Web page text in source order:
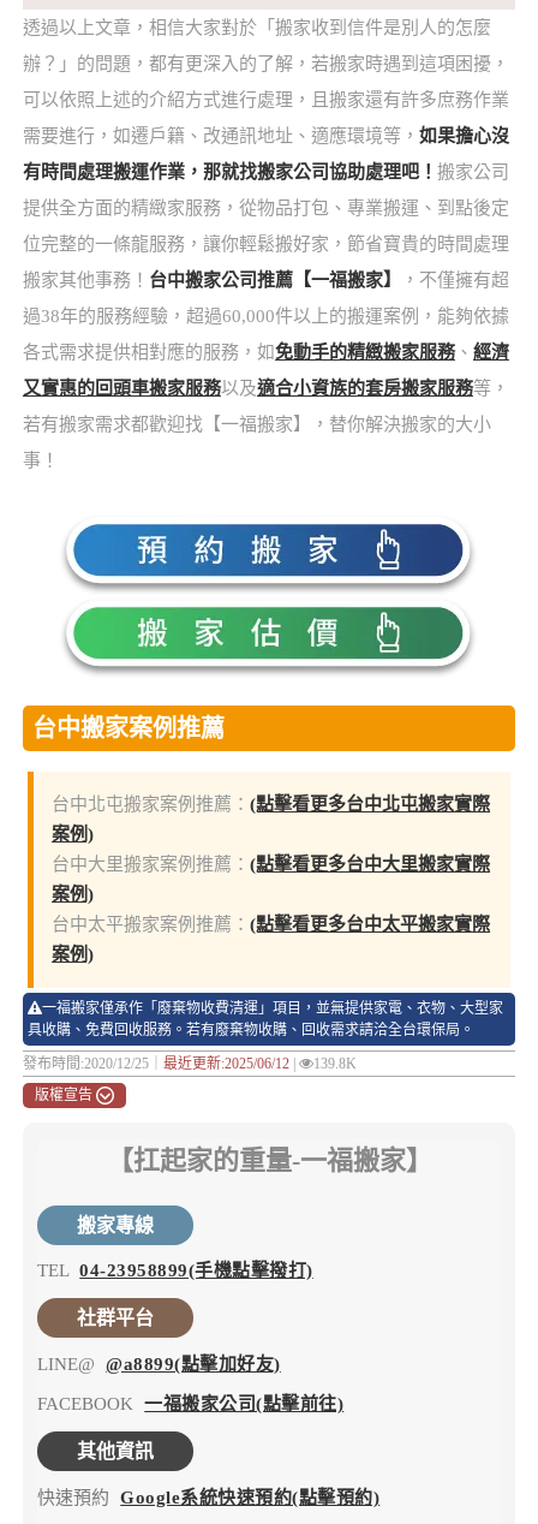
透過以上文章，相信大家對於「搬家收到信件是別人的怎麼
辦？」的問題，都有更深入的了解，若搬家時遇到這項困擾，
可以依照上述的介紹方式進行處理，且搬家還有許多庶務作業
需要進行，如遷戶籍、改通訊地址、適應環境等， 如果擔心沒
有時間處理搬運作業，那就找搬家公司協助處理吧！ 搬家公司
提供全方面的精緻家服務，從物品打包、專業搬運、到點後定
位完整的一條龍服務，讓你輕鬆搬好家，節省寶貴的時間處理
搬家其他事務！ 台中搬家公司推薦【一福搬家】
，不僅擁有超
過38年的服務經驗，超過60,000件以上的搬運案例，能夠依據
各式需求提供相對應的服務，如免動手的精緻搬家服務、 經濟
又實惠的回頭車搬家服務以及適合小資族的套房搬家服務等，
若有搬家需求都歡迎找【一福搬家】，替你解決搬家的大小
事！
台中搬家案例推薦
台中北屯搬家案例推薦：(點擊看更多台中北屯搬家實際
案例)
台中大里搬家案例推薦：(點擊看更多台中大里搬家實際
案例)
台中太平搬家案例推薦：(點擊看更多台中太平搬家實際
案例)
一福搬家僅承作「廢棄物收費清運」項目，並無提供家電、衣物、大型家
具收購、免費回收服務。若有廢棄物收購、回收需求請洽全台環保局。
發布時間:2020/12/25｜ 最近更新:2025/06/12|
139.8K
版權宣告
【扛起家的重量-一福搬家】
搬家專線
TEL 04-23958899(手機點擊撥打)
社群平台
LINE@ @a8899(點擊加好友)
FACEBOOK 一福搬家公司(點擊前往)
其他資訊
快速預約 Google系統快速預約(點擊預約)